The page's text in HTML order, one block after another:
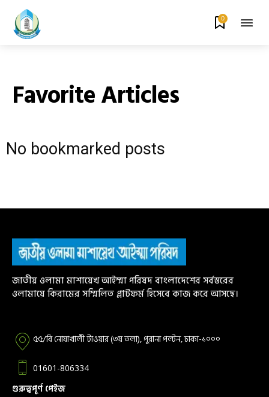
0
Favorite Articles
No bookmarked posts
জাতীয় ওলামা মাশায়েখ আইম্মা পরিষদ বাংলাদেশের সর্বস্তরের
ওলামায়ে কিরামের সম্মিলিত প্লাটফর্ম হিসেবে কাজ করে আসছে।
৫৫/বি নোয়াখালী টাওয়ার (৩য় তলা), পুরানা পল্টন, ঢাকা-১০০০
01601-806334
গুরুত্বপূর্ণ পেইজ